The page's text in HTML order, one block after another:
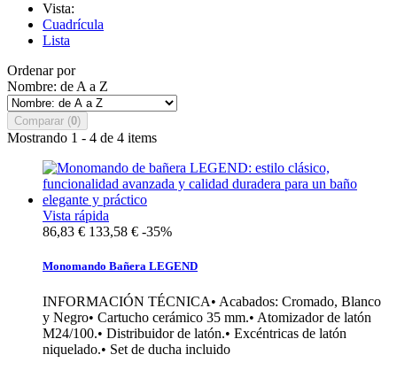
Vista:
Cuadrícula
Lista
Ordenar por
Nombre: de A a Z
Comparar (0)
Mostrando 1 - 4 de 4 items
Vista rápida
86,83 € 133,58 € -35%
Monomando Bañera LEGEND
INFORMACIÓN TÉCNICA• Acabados: Cromado, Blanco
y Negro• Cartucho cerámico 35 mm.• Atomizador de latón
M24/100.• Distribuidor de latón.• Excéntricas de latón
niquelado.• Set de ducha incluido